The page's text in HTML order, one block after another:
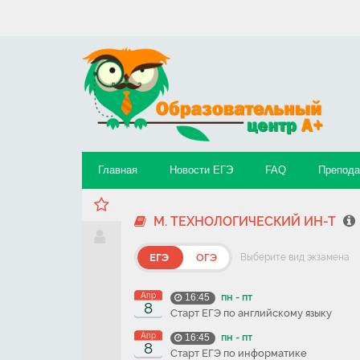
Главная Новости ЕГЭ FAQ
М. ТЕХНОЛОГИЧЕСКИЙ ИН-Т
ЕГЭ ОГЭ Выберите вид экзамена
8
Апр 16:45
пн - пт
Старт ЕГЭ по английскому языку
8
Апр 16:45
пн - пт
Старт ЕГЭ по информатике